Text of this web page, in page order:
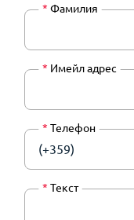
* Фамилия
* Имейл адрес
* Телефон
(+359)
* Текст